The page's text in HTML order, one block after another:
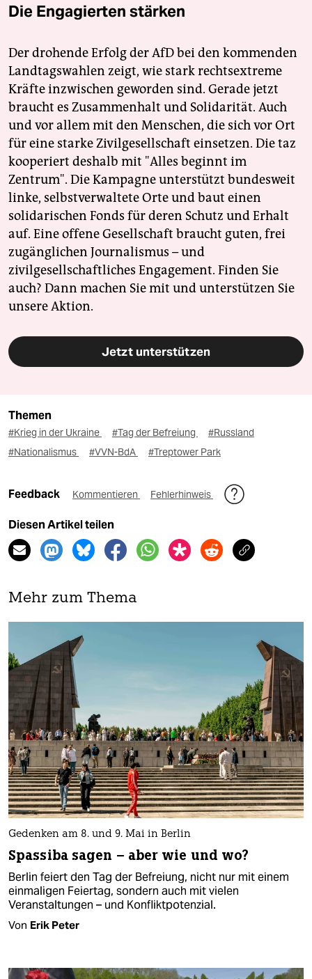
Die Engagierten stärken
Der drohende Erfolg der AfD bei den kommenden
Landtagswahlen zeigt, wie stark rechtsextreme
Kräfte inzwischen geworden sind. Gerade jetzt
braucht es Zusammenhalt und Solidarität. Auch
und vor allem mit den Menschen, die sich vor Ort
für eine starke Zivilgesellschaft einsetzen. Die taz
kooperiert deshalb mit "Alles beginnt im
Zentrum". Die Kampagne unterstützt bundesweit
linke, selbstverwaltete Orte und baut einen
solidarischen Fonds für deren Schutz und Erhalt
auf. Eine offene Gesellschaft braucht guten, frei
zugänglichen Journalismus – und
zivilgesellschaftliches Engagement. Finden Sie
auch? Dann machen Sie mit und unterstützen Sie
unsere Aktion.
Jetzt unterstützen
Themen
#Krieg in der Ukraine #Tag der Befreiung
#Russland
#Nationalismus
#VVN-BdA #Treptower Park
Feedback Kommentieren Fehlerhinweis
Diesen Artikel teilen
Mehr zum Thema
Gedenken am 8. und 9. Mai in Berlin
Spassiba sagen – aber wie und wo?
Berlin feiert den Tag der Befreiung, nicht nur mit einem
einmaligen Feiertag, sondern auch mit vielen
Veranstaltungen – und Konfliktpotenzial.
Von Erik Peter